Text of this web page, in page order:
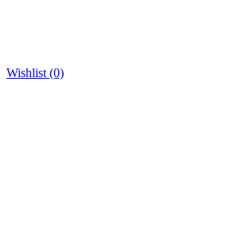
Wishlist (0)